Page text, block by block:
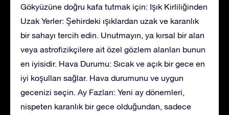
Gökyüzüne doğru kafa tutmak için: Işık Kirliliğinden
Uzak Yerler: Şehirdeki ışıklardan uzak ve karanlık
bir sahayı tercih edin. Unutmayın, ya kırsal bir alan
veya astrofizikçilere ait özel gözlem alanları bunun
en iyisidir. Hava Durumu: Sıcak ve açık bir gece en
iyi koşulları sağlar. Hava durumunu ve uygun
gecenizi seçin. Ay Fazları: Yeni ay dönemleri,
nispeten karanlık bir gece olduğundan, sadece